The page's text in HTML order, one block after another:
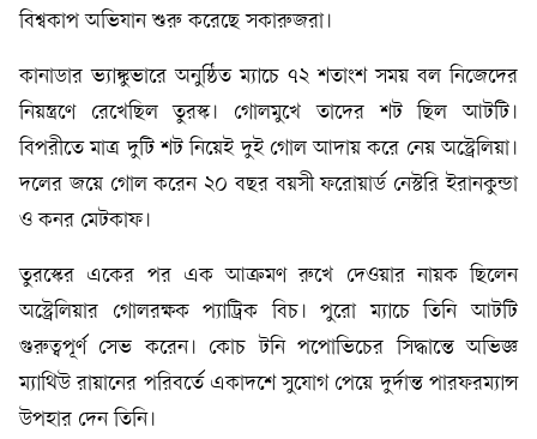
বিশ্বকাপ অভিযান শুরু করেছে সকারুজরা।
কানাডার ভ্যাঙ্কুভারে অনুষ্ঠিত ম্যাচে ৭২ শতাংশ সময় বল নিজেদের
নিয়ন্ত্রণে রেখেছিল তুরস্ক। গোলমুখে তাদের শট ছিল আটটি।
বিপরীতে মাত্র দুটি শট নিয়েই দুই গোল আদায় করে নেয় অস্ট্রেলিয়া।
দলের জয়ে গোল করেন ২০ বছর বয়সী ফরোয়ার্ড নেস্টরি ইরানকুন্ডা
ও কনর মেটকাফ।
তুরস্কের একের পর এক আক্রমণ রুখে দেওয়ার নায়ক ছিলেন
অস্ট্রেলিয়ার গোলরক্ষক প্যাট্রিক বিচ। পুরো ম্যাচে তিনি আটটি
গুরুত্বপূর্ণ সেভ করেন। কোচ টনি পপোভিচের সিদ্ধান্তে অভিজ্ঞ
ম্যাথিউ রায়ানের পরিবর্তে একাদশে সুযোগ পেয়ে দুর্দান্ত পারফরম্যান্স
উপহার দেন তিনি।